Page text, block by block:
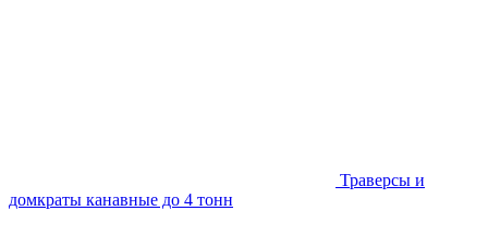
Траверсы и
домкраты канавные до 4 тонн